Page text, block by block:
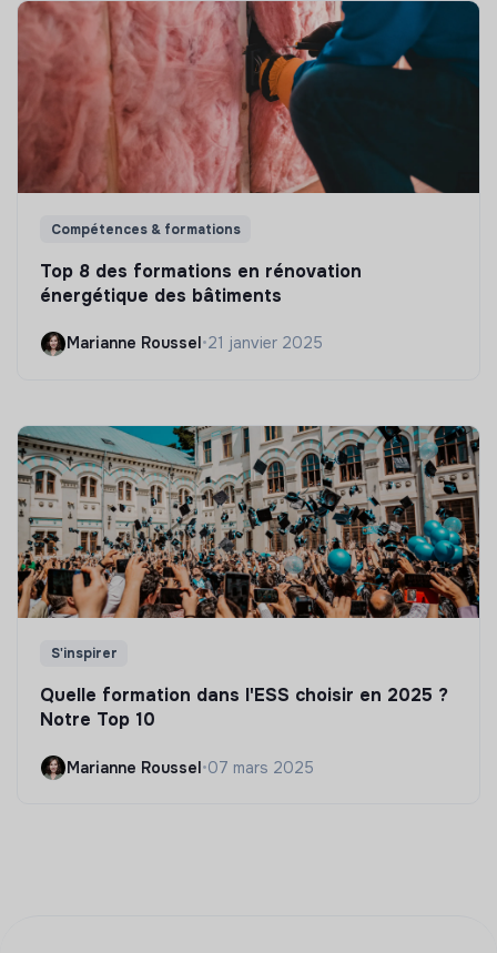
Compétences & formations
Top 8 des formations en rénovation
énergétique des bâtiments
Marianne Roussel•21 janvier 2025
S'inspirer
Quelle formation dans l'ESS choisir en 2025 ?
Notre Top 10
Marianne Roussel•07 mars 2025